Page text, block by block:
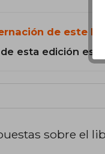
de este
esta edición es
sobre el